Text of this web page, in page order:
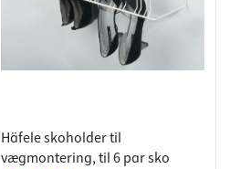
Häfele skoholder til
vægmontering, til 6 par sko